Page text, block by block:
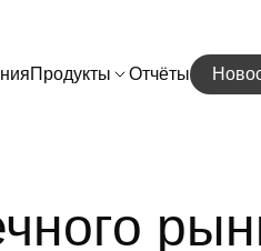
Продукты Отчёты